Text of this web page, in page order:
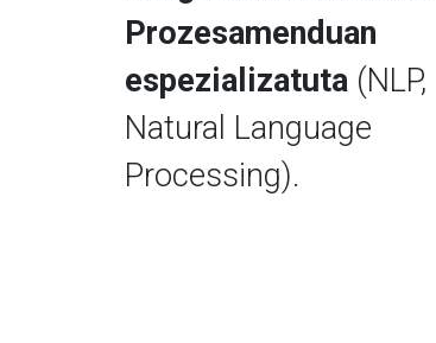
Prozesamenduan
espezializatuta (NLP,
Natural Language
Processing).